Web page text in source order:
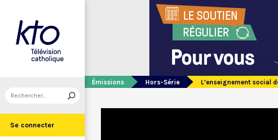
Se connecter
Émissions Hors-Série L’enseignement social